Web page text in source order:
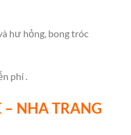
hư hỏng, bong tróc
phí .
NHA TRANG